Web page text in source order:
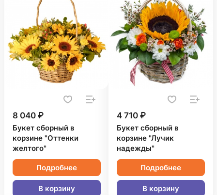
8 040 ₽
Букет сборный в
корзине "Оттенки
желтого"
Подробнее
В корзину
4 710 ₽
Букет сборный в
корзине "Лучик
надежды"
Подробнее
В корзину